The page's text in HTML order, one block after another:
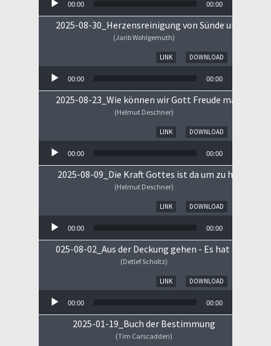
00:00 00:00
2025-08-30_Herzensreinigung von Sünde und Sorge
(Jarib Wohlgemuth)
DOWNLOAD
LINK
00:00 00:00
2025-08-23_Wie können wir Gott Freude machen
(Helmut Deschner)
DOWNLOAD
LINK
00:00 00:00
2025-08-09_Die Kraft Gottes ist da um zu heilen!
(Helmut Deschner)
DOWNLOAD
LINK
00:00 00:00
025-08-02_Aus der Deckung gehen - Es hat
(Detlef Scholtz)
DOWNLOAD
LINK
00:00 00:00
2025-01-19_Buch der Bestimmung
(Tim Carscadden)